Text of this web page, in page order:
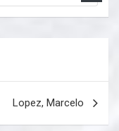
Lopez, Marcelo